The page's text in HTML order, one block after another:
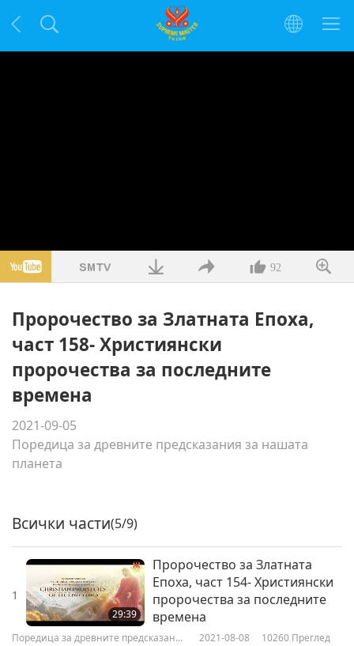
92
Пророчество за Златната Епоха,
част 158- Християнски
пророчества за последните
времена
2021-09-05
Поредица за древните предсказания за нашата
планета
Всички части(5/9)
1
29:39
Пророчество за Златната
Епоха, част 154- Християнски
пророчества за последните
времена
Поредица за древните предсказания
2021-08-08 10260 Преглед